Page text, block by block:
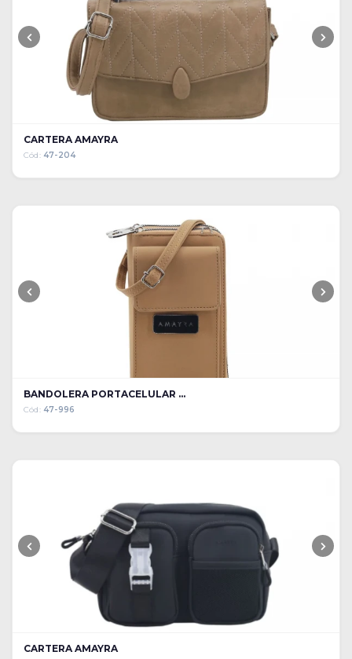
CARTERA AMAYRA
Cód: 47-204
BANDOLERA PORTACELULAR ...
Cód: 47-996
CARTERA AMAYRA